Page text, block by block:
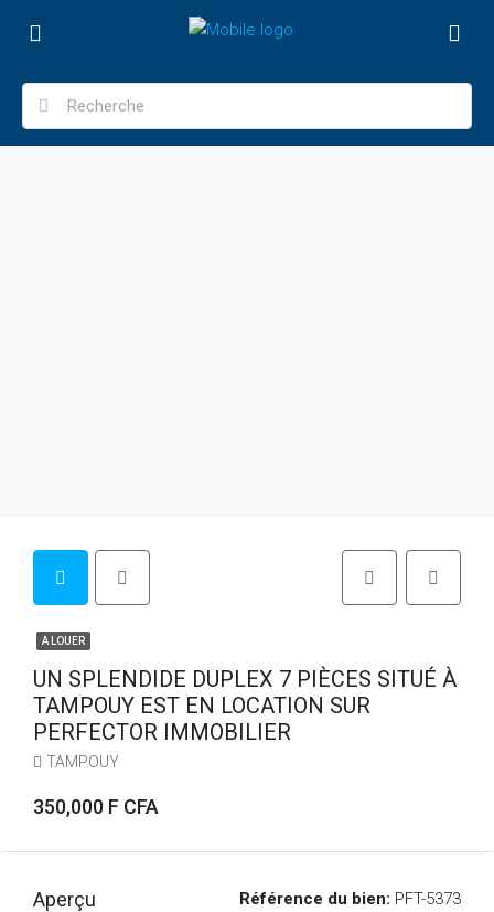
A LOUER
UN SPLENDIDE DUPLEX 7 PIÈCES SITUÉ À
TAMPOUY EST EN LOCATION SUR
PERFECTOR IMMOBILIER
TAMPOUY
350,000 F CFA
Aperçu Référence du bien: PFT-5373